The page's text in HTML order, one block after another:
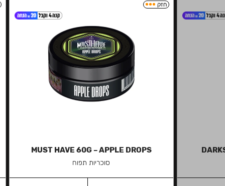
חזק
MUST HAVE 60G – APPLE DROPS
סוכריות תפוח